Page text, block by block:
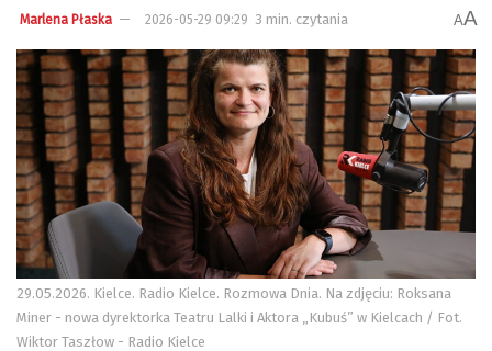
Marlena Płaska 2026-05-29 09:29 3 min. czytania AA
29.05.2026. Kielce. Radio Kielce. Rozmowa Dnia. Na zdjęciu: Roksana
Miner - nowa dyrektorka Teatru Lalki i Aktora „Kubuś” w Kielcach / Fot.
Wiktor Taszłow - Radio Kielce